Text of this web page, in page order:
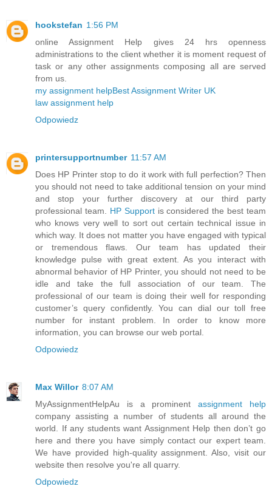
hookstefan 1:56 PM
online Assignment Help gives 24 hrs openness
administrations to the client whether it is moment request of
task or any other assignments composing all are served
from us.
my assignment helpBest Assignment Writer UK
law assignment help
Odpowiedz
printersupportnumber 11:57 AM
Does HP Printer stop to do it work with full perfection? Then
you should not need to take additional tension on your mind
and stop your further discovery at our third party
professional team. HP Supportis considered the best team
who knows very well to sort out certain technical issue in
which way. It does not matter you have engaged with typical
or tremendous flaws. Our team has updated their
knowledge pulse with great extent. As you interact with
abnormal behavior of HP Printer, you should not need to be
idle and take the full association of our team. The
professional of our team is doing their well for responding
customer’s query confidently. You can dial our toll free
number for instant problem. In order to know more
information, you can browse our web portal.
Odpowiedz
Max Willor 8:07 AM
MyAssignmentHelpAu is a prominentassignment help
company assisting a number of students all around the
world. If any students want Assignment Help then don’t go
here and there you have simply contact our expert team.
We have provided high-quality assignment. Also, visit our
website then resolve you're all quarry.
Odpowiedz